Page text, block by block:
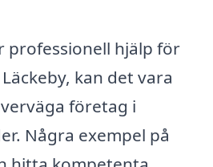
professionell hjälp för
kan det vara
företag i
Några exempel på